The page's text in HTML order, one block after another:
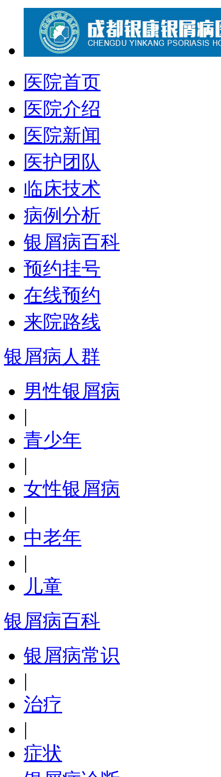
医院首页
医院介绍
医院新闻
医护团队
临床技术
病例分析
银屑病百科
预约挂号
在线预约
来院路线
银屑病人群
男性银屑病
|
青少年
|
女性银屑病
|
中老年
|
儿童
银屑病百科
银屑病常识
|
治疗
|
症状